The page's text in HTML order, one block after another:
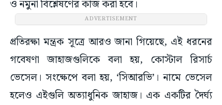
ও নমুনা বিশ্লেষণের কাজ করা হবে।
ADVERTISEMENT
প্রতিরক্ষা মন্ত্রক সূত্রে আরও জানা গিয়েছে, এই ধরনের
গবেষণা জাহাজগুলিকে বলা হয়, কোস্টাল রিসার্চ
ভেসেল। সংক্ষেপে বলা হয়, ‘সিআরভি’। নামে ভেসেল
হলেও এইগুলি অত্যাধুনিক জাহাজ। এক একটির দৈর্ঘ্য